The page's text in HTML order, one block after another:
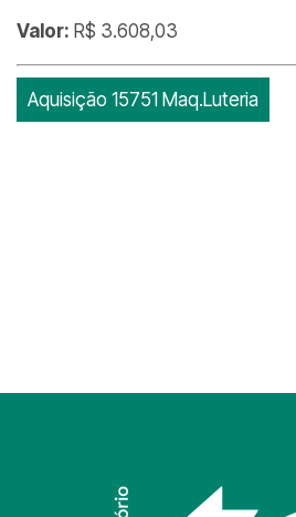
Valor: R$ 3.608,03
Aquisição 15751 Maq.Luteria